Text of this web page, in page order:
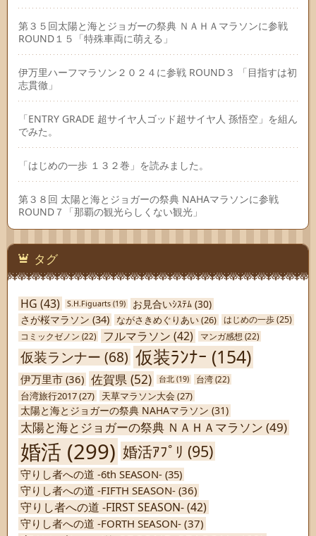
第３５回太陽と海とジョガーの祭典 ＮＡＨＡマラソンに参戦
ROUND１５「特殊車両に萌える」
伊万里ハーフマラソン２０２４に参戦 ROUND３ 「目指すは初
志貫徹」
「ENTRY GRADE 超サイヤ人ゴッド超サイヤ人 孫悟空」を組ん
でみた。
「はじめの一歩 １３２巻」を読みました。
第３８回 太陽と海とジョガーの祭典 NAHAマラソンに参戦
ROUND７「那覇の観光らしくない観光」
タグ
HG (43) S.H.Figuarts (19) お見合いｼｽﾃﾑ (30)
さが桜マラソン (34) ながさきめぐりあい(26) はじめの一歩(25)
コミックゼノン (22) フルマラソン (42) マンガ感想 (22)
仮装ランナー (68) 仮装ﾗﾝﾅｰ (154)
伊万里市 (36) 佐賀県 (52) 台北 (19) 台湾 (22)
台湾旅行2017(27) 天草マラソン大会 (27)
太陽と海とジョガーの祭典 NAHAマラソン (31)
太陽と海とジョガーの祭典 ＮＡＨＡマラソン (49)
婚活 (299) 婚活ｱﾌﾟﾘ (95)
守りし者への道 -6th SEASON- (35)
守りし者への道 -FIFTH SEASON- (36)
守りし者への道 -FIRST SEASON-(42)
守りし者への道 -FORTH SEASON- (37)